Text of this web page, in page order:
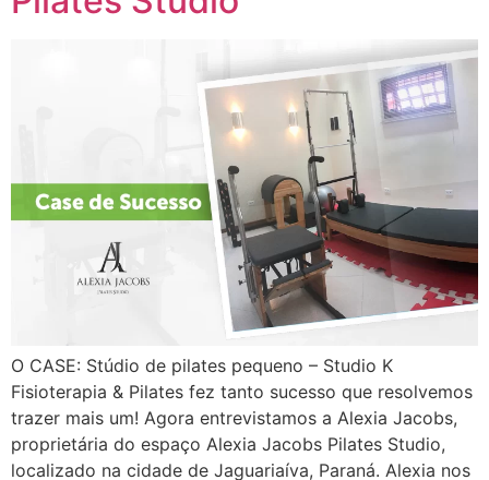
O CASE: Stúdio de pilates pequeno – Studio K
Fisioterapia & Pilates fez tanto sucesso que resolvemos
trazer mais um! Agora entrevistamos a Alexia Jacobs,
proprietária do espaço Alexia Jacobs Pilates Studio,
localizado na cidade de Jaguariaíva, Paraná. Alexia nos